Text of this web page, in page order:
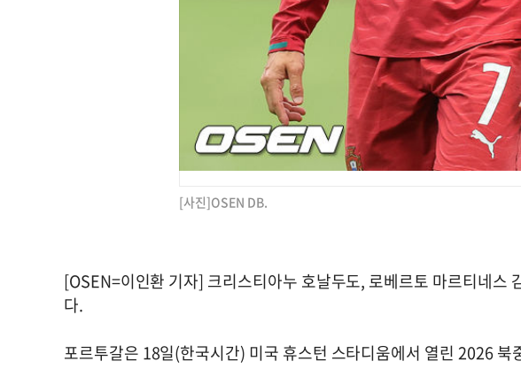
[사진]OSEN DB.
[OSEN=이인환 기자] 크리스티아누 호날두도, 로베르토 마르티네스
다.
포르투갈은 18일(한국시간) 미국 휴스턴 스타디움에서 열린 2026